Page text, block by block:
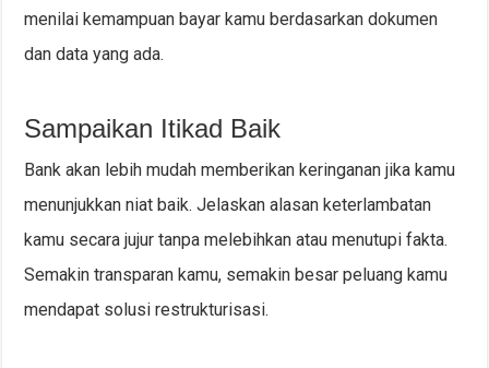
menilai kemampuan bayar kamu berdasarkan dokumen
dan data yang ada.
Sampaikan Itikad Baik
Bank akan lebih mudah memberikan keringanan jika kamu
menunjukkan niat baik. Jelaskan alasan keterlambatan
kamu secara jujur tanpa melebihkan atau menutupi fakta.
Semakin transparan kamu, semakin besar peluang kamu
mendapat solusi restrukturisasi.